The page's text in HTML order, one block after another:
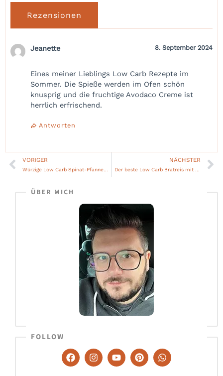
Rezensionen
Jeanette 8. September 2024
Eines meiner Lieblings Low Carb Rezepte im
Sommer. Die Spieße werden im Ofen schön
knusprig und die fruchtige Avodaco Creme ist
herrlich erfrischend.
Antworten
Zurück
VORIGER
Würzige Low Carb Spinat-Pfanne mit Tomate und Spiegelei
NÄCHSTER
Der beste Low Carb Bratreis mit Ei – schmeckt wie Original
ÜBER MICH
FOLLOW
F
a
c
I
n
s
Y
o
u
P
i
n
W
h
a